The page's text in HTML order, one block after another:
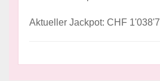
Aktueller Jackpot: CHF